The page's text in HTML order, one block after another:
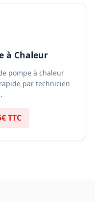
à Chaleur
pompe à chaleur
par technicien
TTC